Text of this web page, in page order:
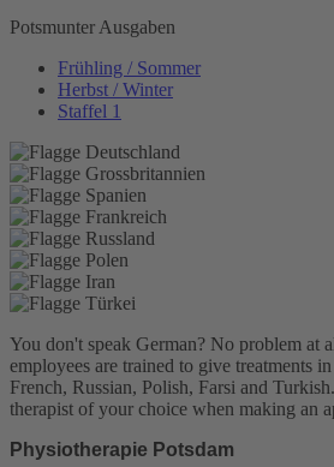
Potsmunter Ausgaben
Frühling / Sommer
Herbst / Winter
Staffel 1
You don't speak German? No problem at
employees are trained to give treatments
French, Russian, Polish, Farsi and
therapist of your choice when making an
Physiotherapie Potsdam